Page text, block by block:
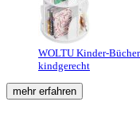
WOLTU Kinder-
kindgerecht
mehr erfahren